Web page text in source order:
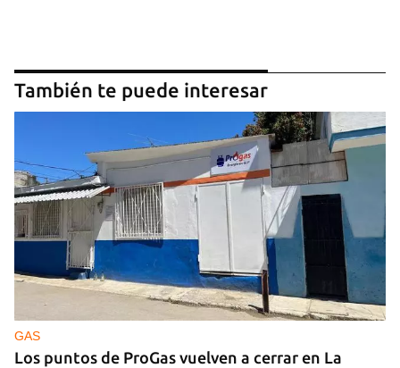
También te puede interesar
GAS
Los puntos de ProGas vuelven a cerrar en La